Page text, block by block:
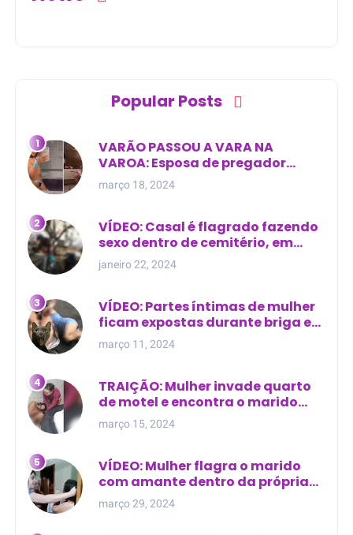
Popular Posts
VARÃO PASSOU A VARA NA
VAROA: Esposa de pregador
evangélico descobre
relacionamento extra-conjugal
março 18, 2024
VÍDEO: Casal é flagrado fazendo
sexo dentro de cemitério, em
cima de túmulo no Maranhão
janeiro 22, 2024
VÍDEO: Partes íntimas de mulher
ficam expostas durante briga em
Manaus
março 11, 2024
TRAIÇÃO: Mulher invade quarto
de motel e encontra o marido
com outra na cama
março 15, 2024
VÍDEO: Mulher flagra o marido
com amante dentro da própria
residência
março 29, 2024